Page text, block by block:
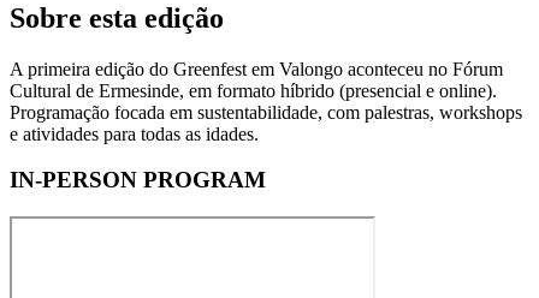
Sobre esta edição
A primeira edição do Greenfest em Valongo aconteceu no Fórum
Cultural de Ermesinde, em formato híbrido (presencial e online).
Programação focada em sustentabilidade, com palestras, workshops
e atividades para todas as idades.
IN-PERSON PROGRAM